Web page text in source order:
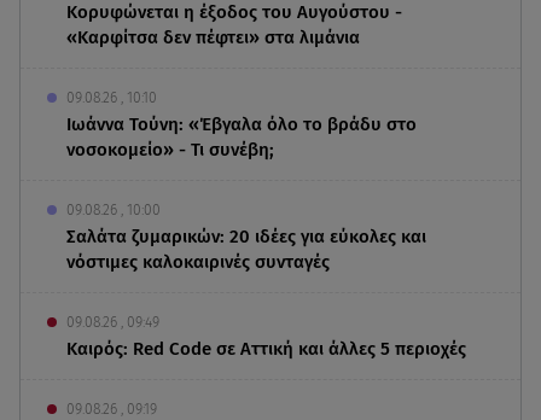
Κορυφώνεται η έξοδος του Αυγούστου -
«Καρφίτσα δεν πέφτει» στα λιμάνια
09.08.26 , 10:10
Ιωάννα Τούνη: «Έβγαλα όλο το βράδυ στο
νοσοκομείο» - Τι συνέβη;
09.08.26 , 10:00
Σαλάτα ζυμαρικών: 20 ιδέες για εύκολες και
νόστιμες καλοκαιρινές συνταγές
09.08.26 , 09:49
Καιρός: Red Code σε Αττική και άλλες 5 περιοχές
09.08.26 , 09:19